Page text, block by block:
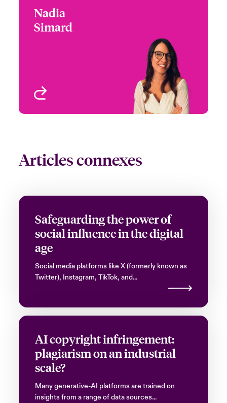
Nadia
Simard
& US Programs
Toronto, Canada
+1 (416) 777 7935
Articles connexes
Safeguarding the power of
social influence in the digital
age
Social media platforms like X (formerly known as
Twitter), Instagram, TikTok, and...
AI copyright infringement:
plagiarism on an industrial
scale?
Many generative-AI platforms are trained on
insights from a range of data sources...